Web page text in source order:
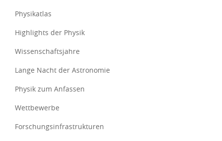
Physikatlas
Highlights der Physik
Wissenschaftsjahre
Lange Nacht der Astronomie
Physik zum Anfassen
Wettbewerbe
Forschungsinfrastrukturen